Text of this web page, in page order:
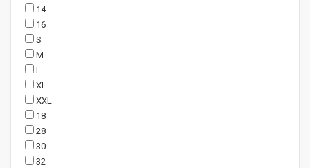
14
16
S
M
L
XL
XXL
18
28
30
32